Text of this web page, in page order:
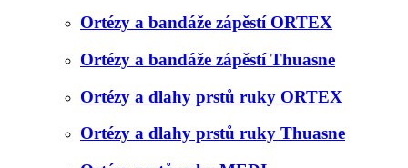
Ortézy a bandáže zápěstí ORTEX
Ortézy a bandáže zápěstí Thuasne
Ortézy a dlahy prstů ruky ORTEX
Ortézy a dlahy prstů ruky Thuasne